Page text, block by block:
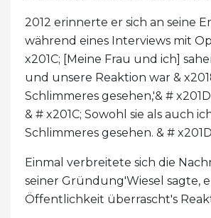
2012 erinnerte er sich an seine
während eines Interviews mit
x201C; [Meine Frau und ich]
und unsere Reaktion war &
Schlimmeres gesehen,'& #
& # x201C; Sowohl sie als auch
Schlimmeres gesehen. & #
Einmal verbreitete sich die
seiner Gründung'Wiesel sagte,
Öffentlichkeit überrascht's